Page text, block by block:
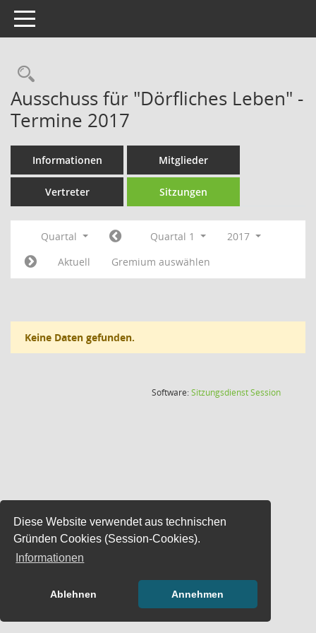
Diese Website verwendet aus technischen
Gründen Cookies (Session-Cookies).
Informationen
Ablehnen Annehmen
Toggle navigation
Rechercheauswahl
Ausschuss für "Dörfliches Leben" -
Termine 2017
Informationen Mitglieder
Vertreter Sitzungen
Quartal Quartal 1
2017
Aktuell
Gremium auswählen
Keine Daten gefunden.
Software:SitzungsdienstSession(Wird in